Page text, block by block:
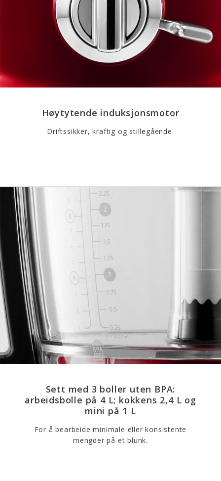
Høytytende induksjonsmotor
Driftssikker, kraftig og stillegående.
Sett med 3 boller uten BPA:
arbeidsbolle på 4 L; kokkens 2,4 L og
mini på 1 L
For å bearbeide minimale eller konsistente
mengder på et blunk.